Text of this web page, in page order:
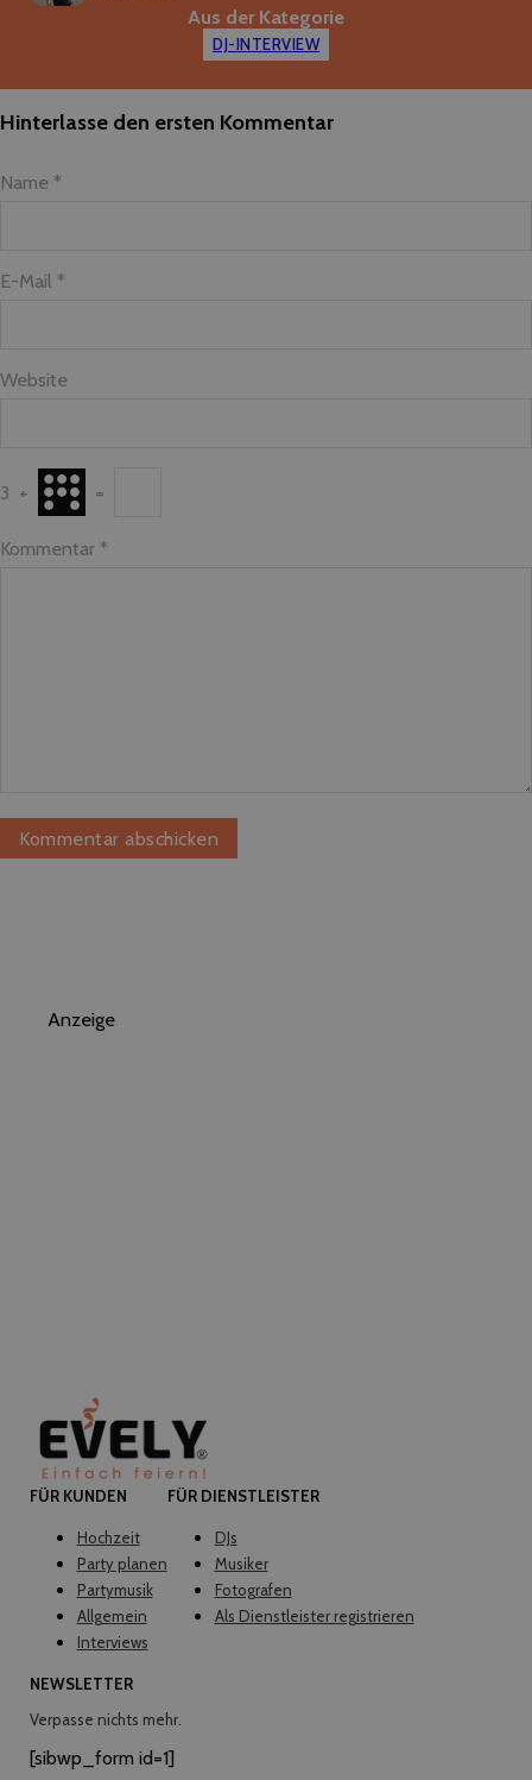
Aus der Kategorie
DJ-INTERVIEW
Hinterlasse den ersten Kommentar
Name *
E-Mail *
Website
3 + =
Kommentar *
Anzeige
FÜR KUNDEN
Hochzeit
Party planen
Partymusik
Allgemein
Interviews
FÜR DIENSTLEISTER
DJs
Musiker
Fotografen
Als Dienstleister registrieren
NEWSLETTER
Verpasse nichts mehr.
[sibwp_form id=1]